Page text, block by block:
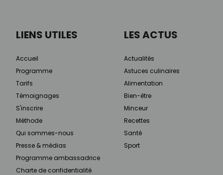
LIENS UTILES
Accueil
Programme
Tarifs
Témoignages
S'inscrire
Méthode
Qui sommes-nous
Presse & médias
Programme ambassadrice
Charte de confidentialité
LES ACTUS
Actualités
Astuces culinaires
Alimentation
Bien-être
Minceur
Recettes
Santé
Sport